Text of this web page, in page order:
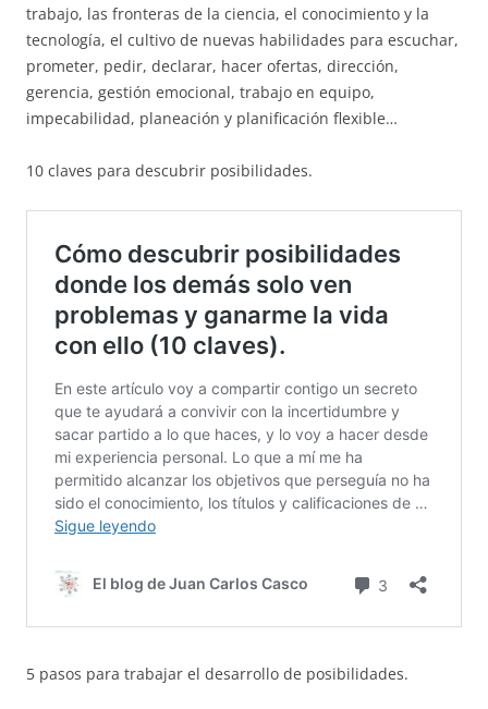
trabajo, las fronteras de la ciencia, el conocimiento y la
tecnología, el cultivo de nuevas habilidades para escuchar,
prometer, pedir, declarar, hacer ofertas, dirección,
gerencia, gestión emocional, trabajo en equipo,
impecabilidad, planeación y planificación flexible…
10 claves para descubrir posibilidades.
5 pasos para trabajar el desarrollo de posibilidades.